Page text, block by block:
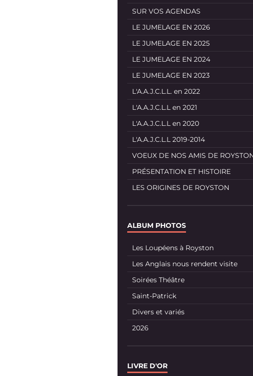
SUR VOS AGENDAS
LE JUMELAGE EN 2026
LE JUMELAGE EN 2025
LE JUMELAGE EN 2024
LE JUMELAGE EN 2023
L'A.A.J.C.L.L. en 2022
L'A.A.J.C.L.L en 2021
L'A.A.J.C.L.L en 2020
L'A.A.J.C.L.L 2019-2014
VOEUX DE NOS AMIS DE
PRÉSENTATION ET HISTOIRE
LES ORIGINES DE ROYSTON
ALBUM PHOTOS
Les Loupéens à Royston
Les Anglais nous rendent visite
Soirées Théâtre
Saint-Patrick
Divers et variés
2026
LIVRE D'OR